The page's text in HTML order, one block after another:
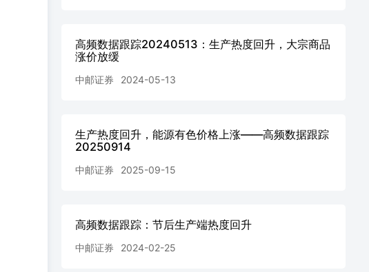
高频数据跟踪20240513：生产热度回升，大宗商品
涨价放缓
中邮证券 2024-05-13
生产热度回升，能源有色价格上涨——高频数据跟踪
20250914
中邮证券 2025-09-15
高频数据跟踪：节后生产端热度回升
中邮证券 2024-02-25